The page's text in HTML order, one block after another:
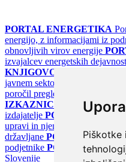
Piškotke
PORTAL ENERGETIKA
energijo, z informacijami iz
obnovljivih virov energije
izvajalcev energetskih
KNJIGOVODSTVO
javnem sektorju
poročil pregledov klimatskih
IZKAZNICE
Register
izdajatelje PORTAL GOV.SI
upravi in njenih storitvah
državljane PORTAL SPOT
podjetnike PORTAL OPSI
Slovenije